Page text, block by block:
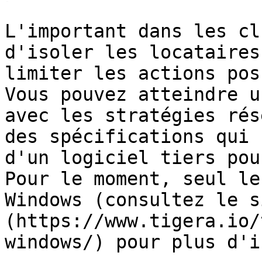
L'important dans les
d'isoler les locataires
limiter les actions
Vous pouvez atteindre
avec les stratégies
des spécifications
d'un logiciel tiers
Pour le moment, seul
Windows (consultez le
(https://
windows/) pour plus